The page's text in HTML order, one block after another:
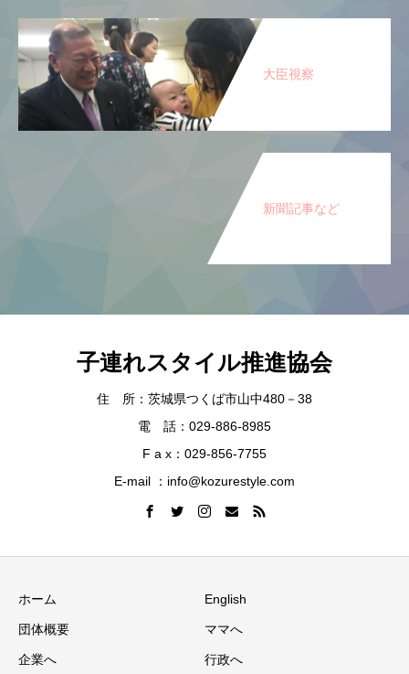
大臣視察
新聞記事など
子連れスタイル推進協会
住 所：茨城県つくば市山中480－38
電 話：029-886-8985
F a x：029-856-7755
E-mail ：info@kozurestyle.com
ホーム English
団体概要 ママへ
企業へ 行政へ